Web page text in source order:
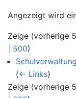
Angezeigt wird
Zeige (vorherige
500)
(← Links)
Zeige (vorherige